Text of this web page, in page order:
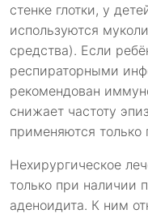
стенке глотки, у
используются
средства). Если
респираторными
рекомендован
снижает частоту
применяются
Нехирургическое
только при наличии
аденоидита. К ним